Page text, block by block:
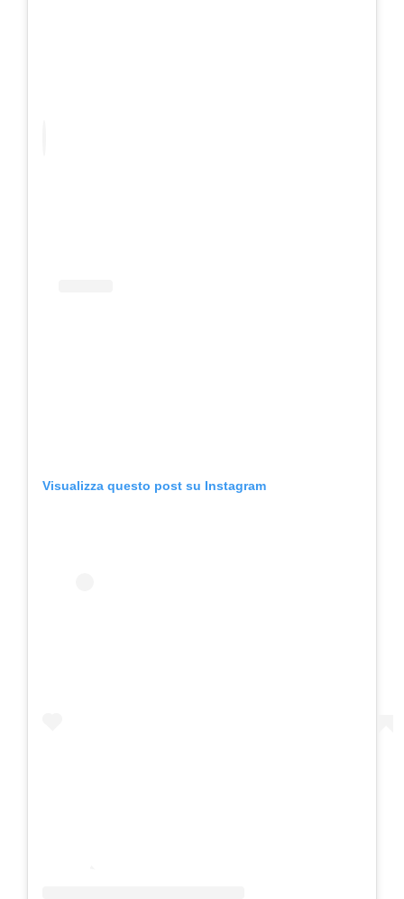
Visualizza questo post su Instagram